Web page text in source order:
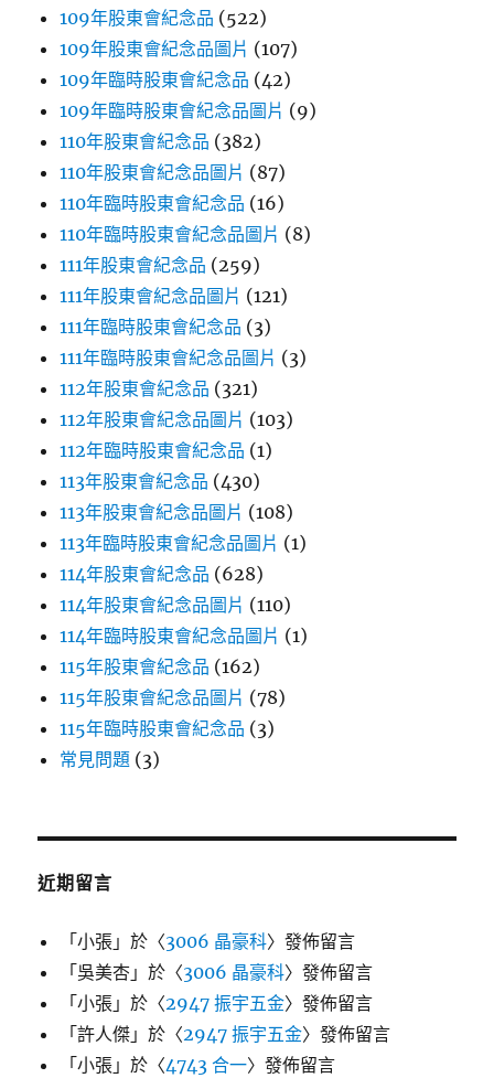
109年股東會紀念品 (522)
109年股東會紀念品圖片 (107)
109年臨時股東會紀念品 (42)
109年臨時股東會紀念品圖片 (9)
110年股東會紀念品 (382)
110年股東會紀念品圖片 (87)
110年臨時股東會紀念品 (16)
110年臨時股東會紀念品圖片 (8)
111年股東會紀念品 (259)
111年股東會紀念品圖片 (121)
111年臨時股東會紀念品 (3)
111年臨時股東會紀念品圖片 (3)
112年股東會紀念品 (321)
112年股東會紀念品圖片 (103)
112年臨時股東會紀念品 (1)
113年股東會紀念品 (430)
113年股東會紀念品圖片 (108)
113年臨時股東會紀念品圖片 (1)
114年股東會紀念品 (628)
114年股東會紀念品圖片 (110)
114年臨時股東會紀念品圖片 (1)
115年股東會紀念品 (162)
115年股東會紀念品圖片 (78)
115年臨時股東會紀念品 (3)
常見問題 (3)
近期留言
「小張 」於〈3006 晶豪科〉發佈留言
「吳美杏 」於〈3006 晶豪科〉發佈留言
「小張 」於〈2947 振宇五金〉發佈留言
「許人傑 」於〈2947 振宇五金〉發佈留言
「小張 」於〈4743 合一〉發佈留言